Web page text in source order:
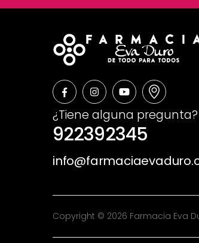
¿Tiene alguna pregunta?
922392345
Copyright © 2026 Farmacia Eva